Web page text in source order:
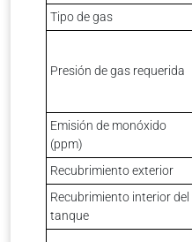
Tipo de gas
Presión de gas requerida
Emisión de monóxido
(ppm)
Recubrimiento exterior
Recubrimiento interior del
tanque